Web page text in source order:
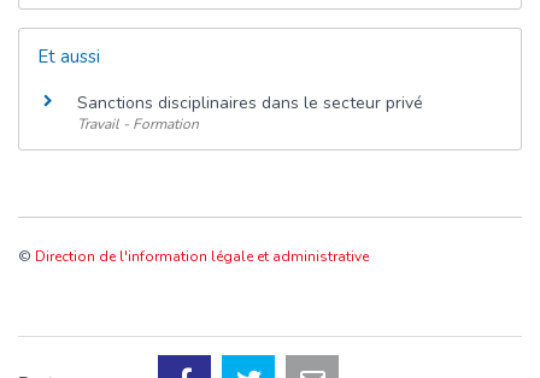
Et aussi
Sanctions disciplinaires dans le secteur privé
Travail - Formation
© Direction de l'information légale et administrative